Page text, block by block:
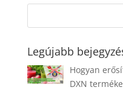
Legújabb
Hogyan
DXN